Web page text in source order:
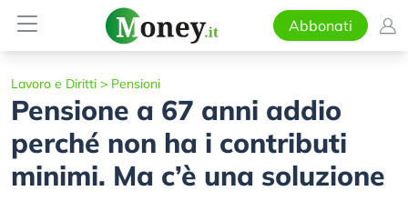
Abbonati
Lavoro e Diritti > Pensioni
Pensione a 67 anni addio
perché non ha i contributi
minimi. Ma c’è una soluzione